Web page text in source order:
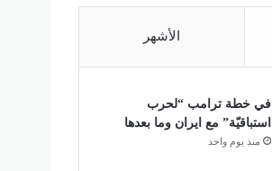
الأشهر
في خطة ترامب “لحرب
استباقيّة” مع ايران وما بعدها
منذ يوم واحد